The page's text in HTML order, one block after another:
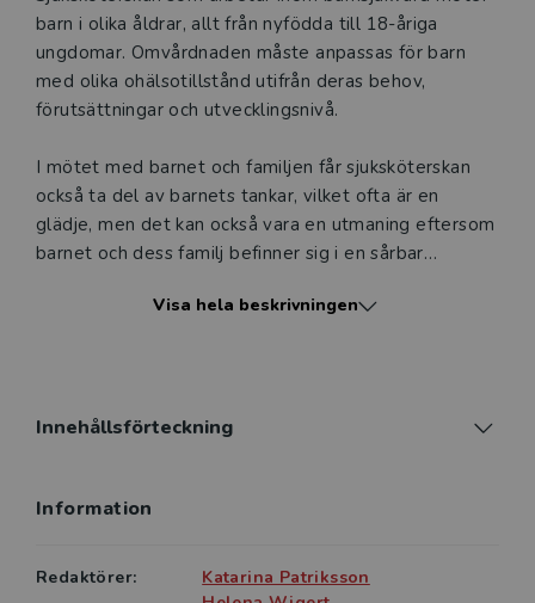
barn i olika åldrar, allt från nyfödda till 18-åriga
ungdomar. Omvårdnaden måste anpassas för barn
med olika ohälsotillstånd utifrån deras behov,
förutsättningar och utvecklingsnivå.
I mötet med barnet och familjen får sjuksköterskan
också ta del av barnets tankar, vilket ofta är en
glädje, men det kan också vara en utmaning eftersom
barnet och dess familj befinner sig i en sårbar
svår sjukdom påverkas hela familjen och ofta är det
och sjukvård.
mångfacetterade kunskaper. Därför får läsaren ta del
psykologers kunskaper och erfarenheter om olika
sjukdomar och tillstånd hos barn som är i behov av
Visa hela beskrivningen
Innehållsförteckning
Information
Redaktörer:
Katarina Patriksson